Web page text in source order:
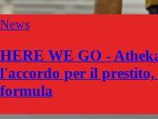
News
HERE WE GO -
l'accordo per il prestito,
formula